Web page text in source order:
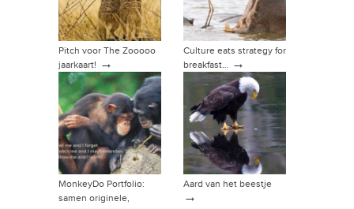
Pitch voor The Zooooo
jaarkaart! →
Culture eats strategy for
breakfast… →
MonkeyDo Portfolio:
samen originele,
Aard van het beestje
→